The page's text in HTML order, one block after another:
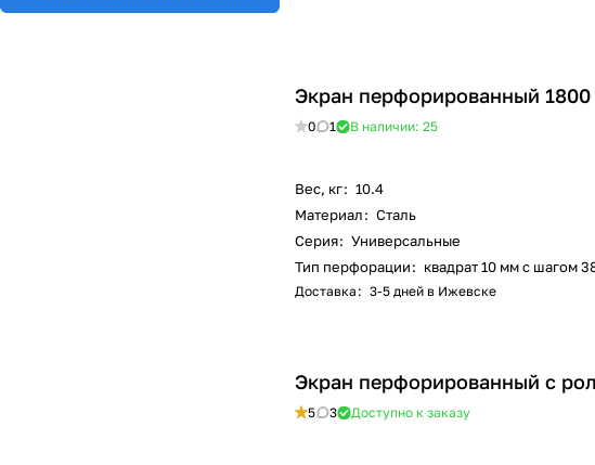
Экран перфорированный
0 1 В наличии: 25
Вес, кг: 10.4
Материал: Сталь
Серия: Универсальные
Тип перфорации: квадрат 10 мм c шагом
Доставка : 3-5 дней в Ижевске
Экран перфорированный с
5 3 Доступно к заказу